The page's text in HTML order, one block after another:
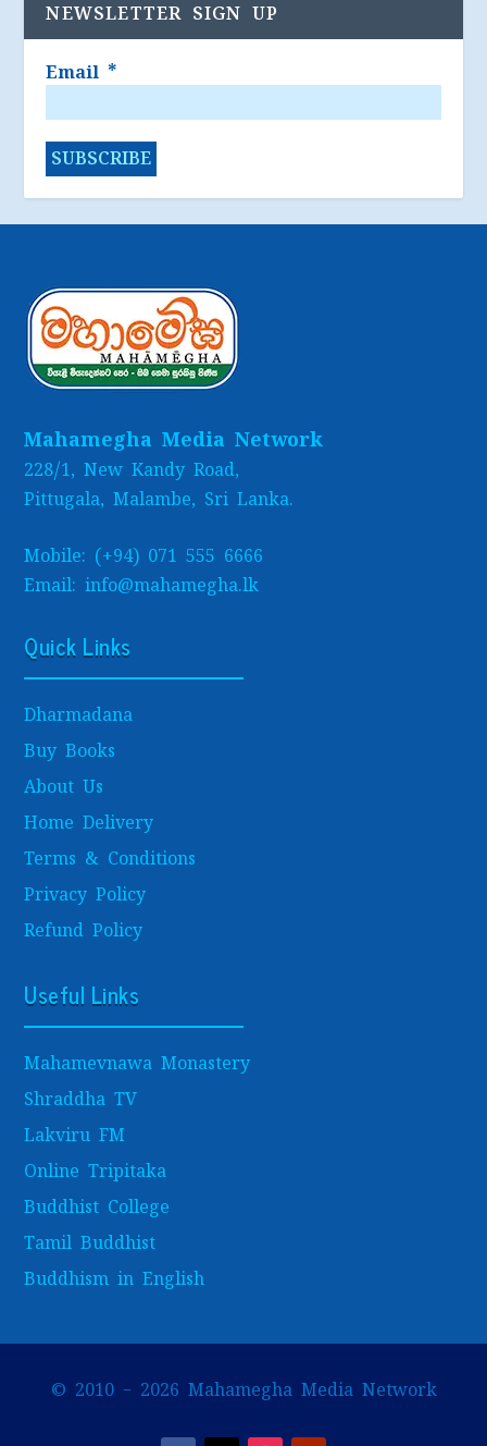
NEWSLETTER SIGN UP
Email *
Mahamegha Media Network
228/1, New Kandy Road,
Pittugala, Malambe, Sri Lanka.
Mobile: (+94) 071 555 6666
Email: info@mahamegha.lk
Quick Links
Dharmadana
Buy Books
About Us
Home Delivery
Terms & Conditions
Privacy Policy
Refund Policy
Useful Links
Mahamevnawa Monastery
Shraddha TV
Lakviru FM
Online Tripitaka
Buddhist College
Tamil Buddhist
Buddhism in English
© 2010 – 2026 Mahamegha Media Network